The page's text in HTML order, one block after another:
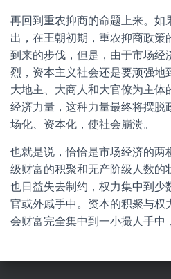
再回到重农抑商的命题上来。如
出，在王朝初期，重农抑商政策
到来的步伐，但是，由于市场经
烈，资本主义社会还是要顽强地
大地主、大商人和大官僚为主体
经济力量，这种力量最终将摆脱
场化、资本化，使社会崩溃。
也就是说，恰恰是市场经济的两
级财富的积聚和无产阶级人数的
也日益失去制约，权力集中到少
官或外戚手中。资本的积聚与权
会财富完全集中到一小撮人手中